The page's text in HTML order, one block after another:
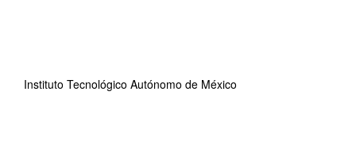
Instituto Tecnológico Autónomo de México